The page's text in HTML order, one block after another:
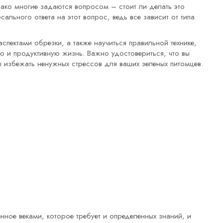
многие задаются вопросом – стоит ли делать это
ответа на этот вопрос, ведь все зависит от типа
обрезки, а также научиться правильной технике,
и продуктивную жизнь. Важно удостовериться, что вы
ненужных стрессов для ваших зеленых питомцев.
веками, которое требует и определенных знаний, и